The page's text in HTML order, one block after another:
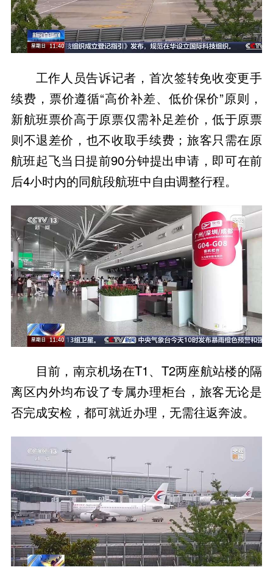
工作人员告诉记者，首次签转免收变更手
续费，票价遵循“高价补差、低价保价”原则，
新航班票价高于原票仅需补足差价，低于原票
则不退差价，也不收取手续费；旅客只需在原
航班起飞当日提前90分钟提出申请，即可在前
后4小时内的同航段航班中自由调整行程。
目前，南京机场在T1、T2两座航站楼的隔
离区内外均布设了专属办理柜台，旅客无论是
否完成安检，都可就近办理，无需往返奔波。